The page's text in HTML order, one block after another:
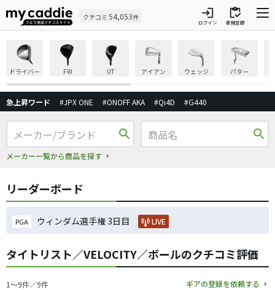
クチコミ 54,053件 login
ログイン
inventory
新規登録
ドライバー FW UT アイアン ウェッジ パター
急上昇ワード #JPX ONE #ONOFF AKA #Qi4D #G440
search
メーカー一覧から商品を探す
search
リーダーボード
PGA ウィンダム選手権 3日目 LIVE
タイトリスト／VELOCITY／ボールのクチコミ評価
1〜9件／9件 ギアの登録を依頼する